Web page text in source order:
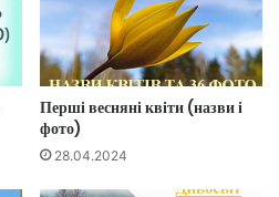
Перші весняні квіти (назви і
фото)
28.04.2024